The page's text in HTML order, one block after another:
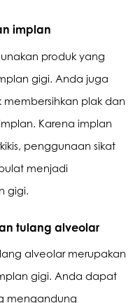
implan
produk yang
gigi. Anda juga
membersihkan plak dan
Karena implan
penggunaan sikat
menjadi
gigi.
tulang alveolar
alveolar merupakan
gigi. Anda dapat